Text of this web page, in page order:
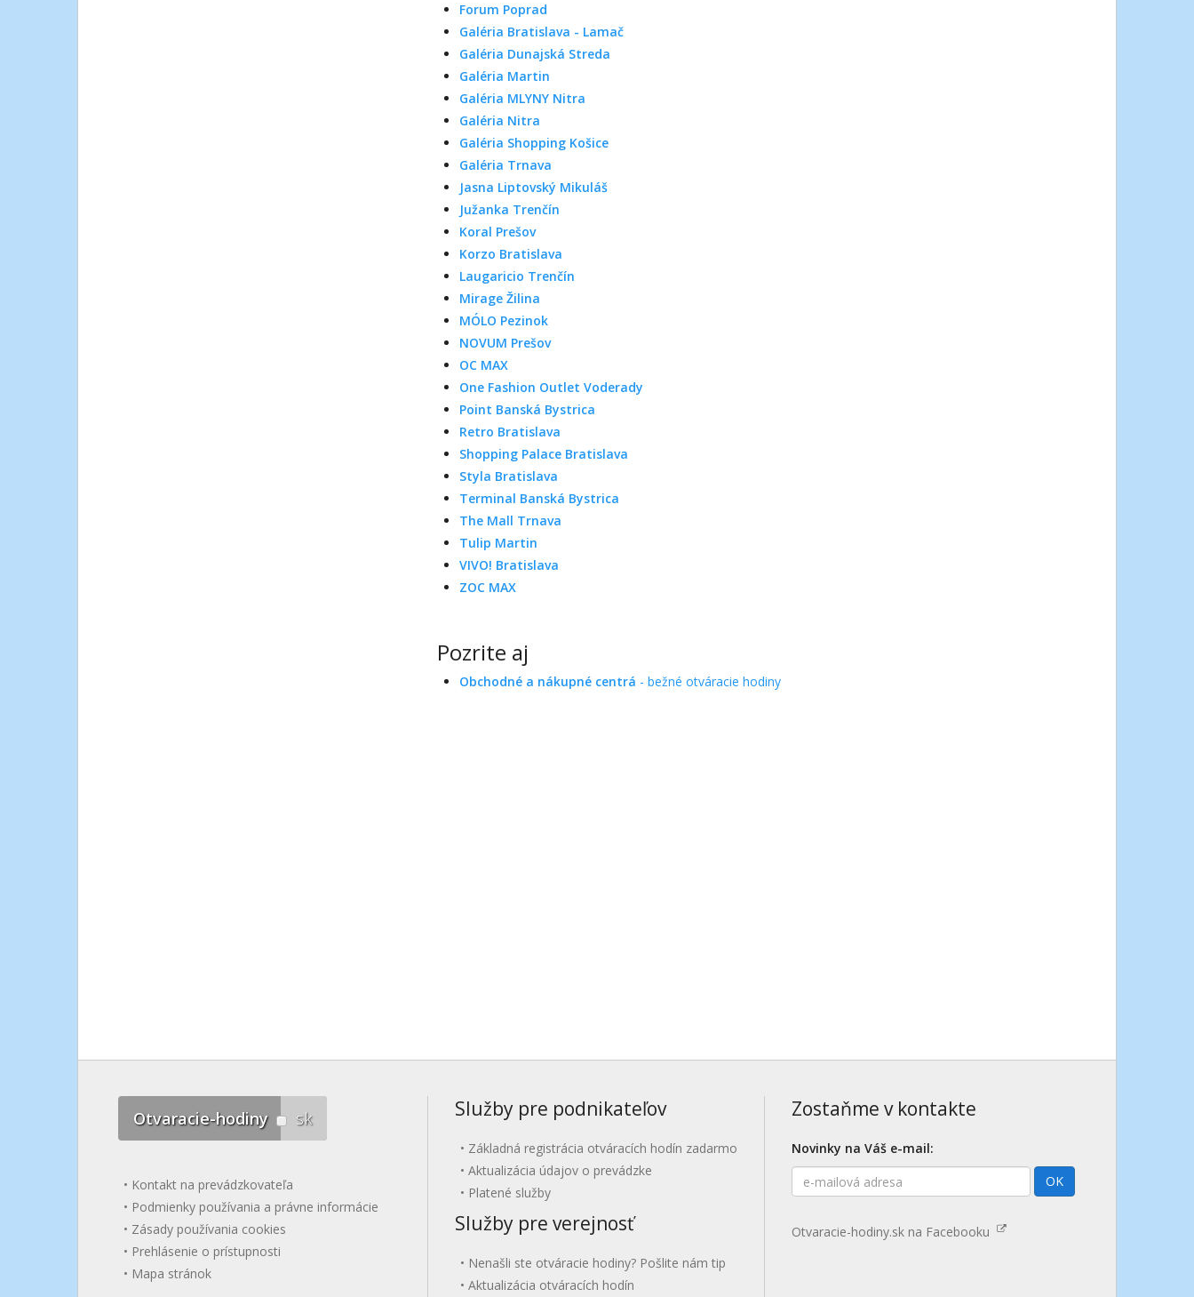
Forum Poprad
Galéria Bratislava - Lamač
Galéria Dunajská Streda
Galéria Martin
Galéria MLYNY Nitra
Galéria Nitra
Galéria Shopping Košice
Galéria Trnava
Jasna Liptovský Mikuláš
Južanka Trenčín
Koral Prešov
Korzo Bratislava
Laugaricio Trenčín
Mirage Žilina
MÓLO Pezinok
NOVUM Prešov
OC MAX
One Fashion Outlet Voderady
Point Banská Bystrica
Retro Bratislava
Shopping Palace Bratislava
Styla Bratislava
Terminal Banská Bystrica
The Mall Trnava
Tulip Martin
VIVO! Bratislava
ZOC MAX
Pozrite aj
Obchodné a nákupné centrá - bežné otváracie hodiny
Otvaracie-hodiny sk
Kontakt na prevádzkovateľa
Podmienky používania a právne informácie
Zásady používania cookies
Prehlásenie o prístupnosti
Mapa stránok
Služby pre podnikateľov
Základná registrácia otváracích hodín zadarmo
Aktualizácia údajov o prevádzke
Platené služby
Služby pre verejnosť
Nenašli ste otváracie hodiny? Pošlite nám tip
Aktualizácia otváracích hodín
Zostaňme v kontakte
Novinky na Váš e-mail:
E-
mailová
OK
Otvaracie-hodiny.sk na Facebooku